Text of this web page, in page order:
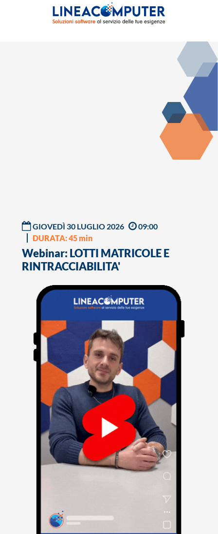
GIOVEDÌ 30 LUGLIO 2026
09:00
DURATA: 45 min
Webinar: LOTTI MATRICOLE E
RINTRACCIABILITA'